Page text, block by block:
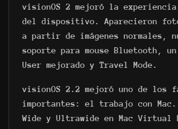
visionOS 2 mejoró la
del dispositivo. Aparecieron
a partir de imágenes normales,
soporte para mouse Bluetooth, un
User mejorado y Travel Mode.
visionOS 2.2 mejoró uno de los
importantes: el trabajo con Mac.
Wide y Ultrawide en Mac Virtual